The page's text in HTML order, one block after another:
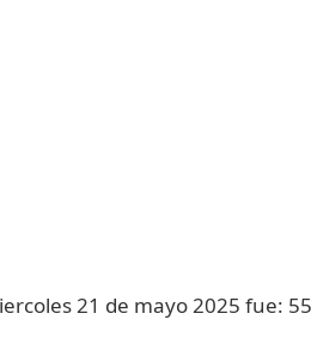
21 de mayo 2025 fue: